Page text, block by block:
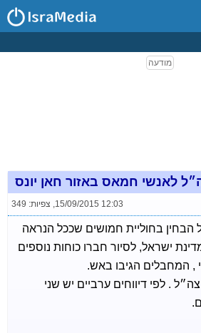
לאנשי חמאס באזור חאן יונס
15/09/2015 12:03
, צפיות: 349
הבחין בחוליית חמושים שככל הנראה
ישראל, לסיור חברו כוחות נוספים
, המחבלים הגיבו באש.
. לפי דיווחים ערביים יש שני